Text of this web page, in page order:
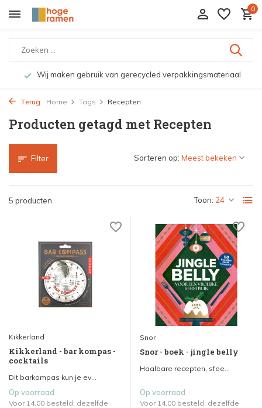
0
Wij maken gebruik van gerecycled verpakkingsmateriaal
Terug Home Tags Recepten
Producten getagd met Recepten
Filter
5 producten Toon:
Sorteren op:
Kikkerland
Kikkerland - bar kompas -
cocktails
Dit barkompas kun je ev...
Op voorraad
Voor 14.00 besteld, dezelfde
Snor
Snor - boek - jingle belly
Haalbare recepten, sfee...
Op voorraad
Voor 14.00 besteld, dezelfde